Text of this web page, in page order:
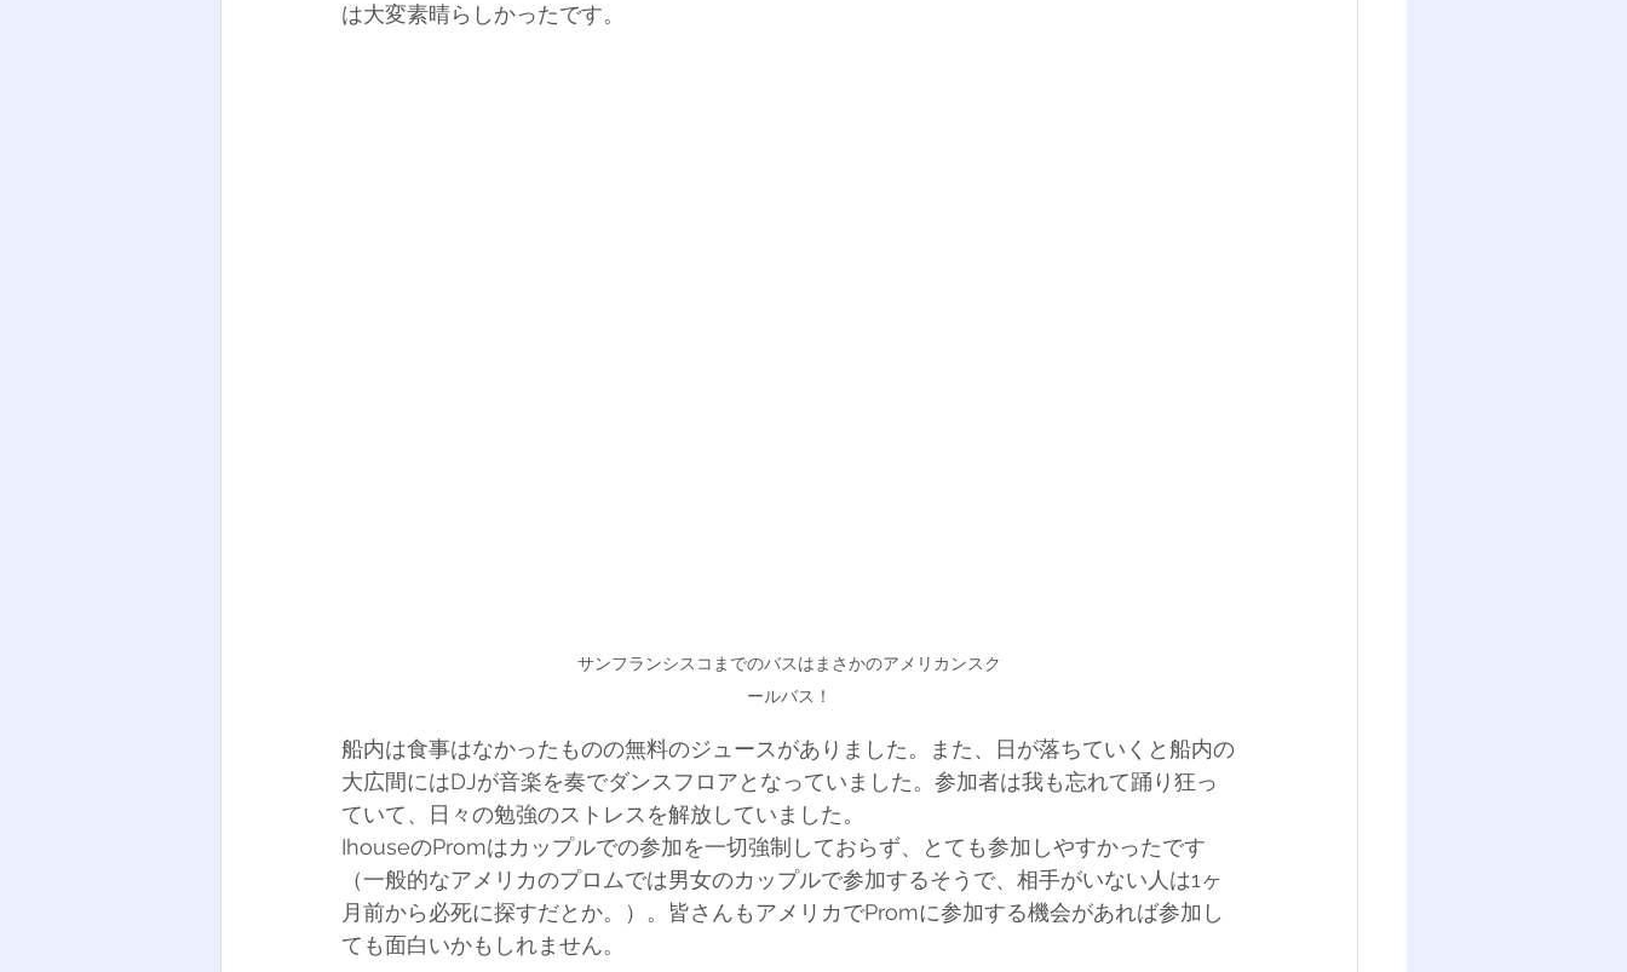
は大変素晴らしかったです。
サンフランシスコまでのバスはまさかのアメリカンスク
ールバス！
船内は食事はなかったものの無料のジュースがありました。また、日が落ちていくと船内の
大広間にはDJが音楽を奏でダンスフロアとなっていました。参加者は我も忘れて踊り狂っ
ていて、日々の勉強のストレスを解放していました。
IhouseのPromはカップルでの参加を一切強制しておらず、とても参加しやすかったです
（一般的なアメリカのプロムでは男女のカップルで参加するそうで、相手がいない人は1ヶ
月前から必死に探すだとか。）。皆さんもアメリカでPromに参加する機会があれば参加し
ても面白いかもしれません。